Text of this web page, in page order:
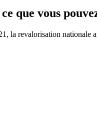
que vous
revalorisation